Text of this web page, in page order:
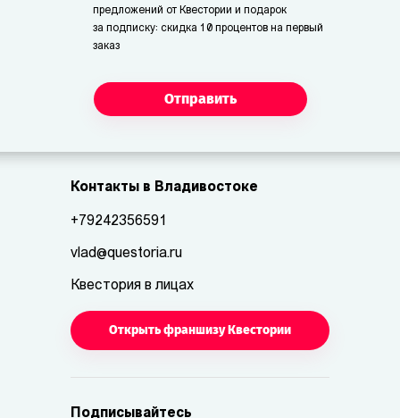
предложений от Квестории и подарок
за подписку: скидка 10 процентов на первый
заказ
Отправить
Контакты в Владивостоке
+79242356591
vlad@questoria.ru
Квестория в лицах
Открыть франшизу Квестории
Подписывайтесь